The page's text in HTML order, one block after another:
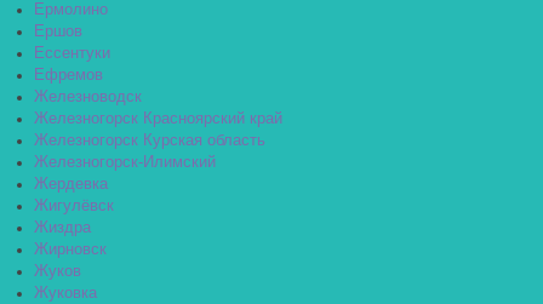
Ермолино
Ершов
Ессентуки
Ефремов
Железноводск
Железногорск Красноярский край
Железногорск Курская область
Железногорск-Илимский
Жердевка
Жигулёвск
Жиздра
Жирновск
Жуков
Жуковка